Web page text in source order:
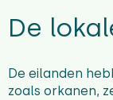
De
De eilanden
zoals orkanen,